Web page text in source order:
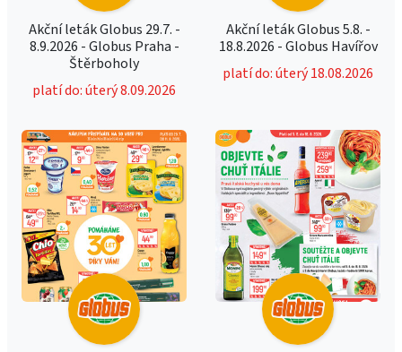
Akční leták Globus 29.7. -
8.9.2026 - Globus Praha -
Štěrboholy
platí do: úterý 8.09.2026
Akční leták Globus 5.8. -
18.8.2026 - Globus Havířov
platí do: úterý 18.08.2026